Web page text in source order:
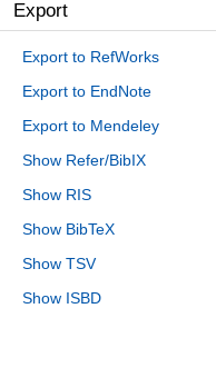
Export
Export to RefWorks
Export to EndNote
Export to Mendeley
Show Refer/BibIX
Show RIS
Show BibTeX
Show TSV
Show ISBD